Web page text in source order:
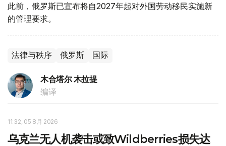
此前，俄罗斯已宣布将自2027年起对外国劳动移民实施新
的管理要求。
法律与秩序 俄罗斯 国际
木合塔尔 木拉提
编译
11:32, 05 8月 2026
乌克兰无人机袭击或致Wildberries损失达